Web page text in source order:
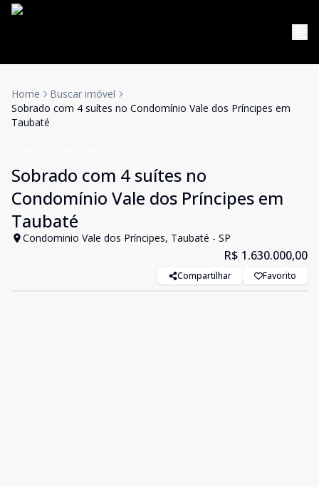
Home
Buscar imóvel
Sobrado com 4 suítes no Condomínio Vale dos Príncipes em
Taubaté
Sobrado com 4 suítes no
Condomínio Vale dos Príncipes em
Taubaté
Condominio Vale dos Príncipes, Taubaté - SP
R$ 1.630.000,00
Compartilhar Favorito